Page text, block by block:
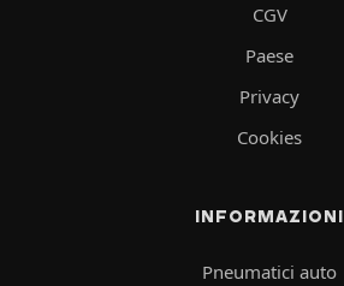
CGV
Paese
Privacy
Cookies
INFORMAZIONI
Pneumatici auto